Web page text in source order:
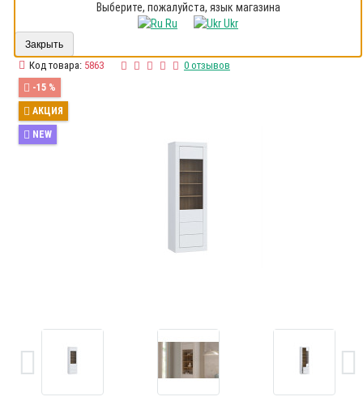
Выберите, пожалуйста, язык магазина
Ru
Ukr
Закрыть
Код товара: 5863 0 отзывов
-15 %
АКЦИЯ
NEW